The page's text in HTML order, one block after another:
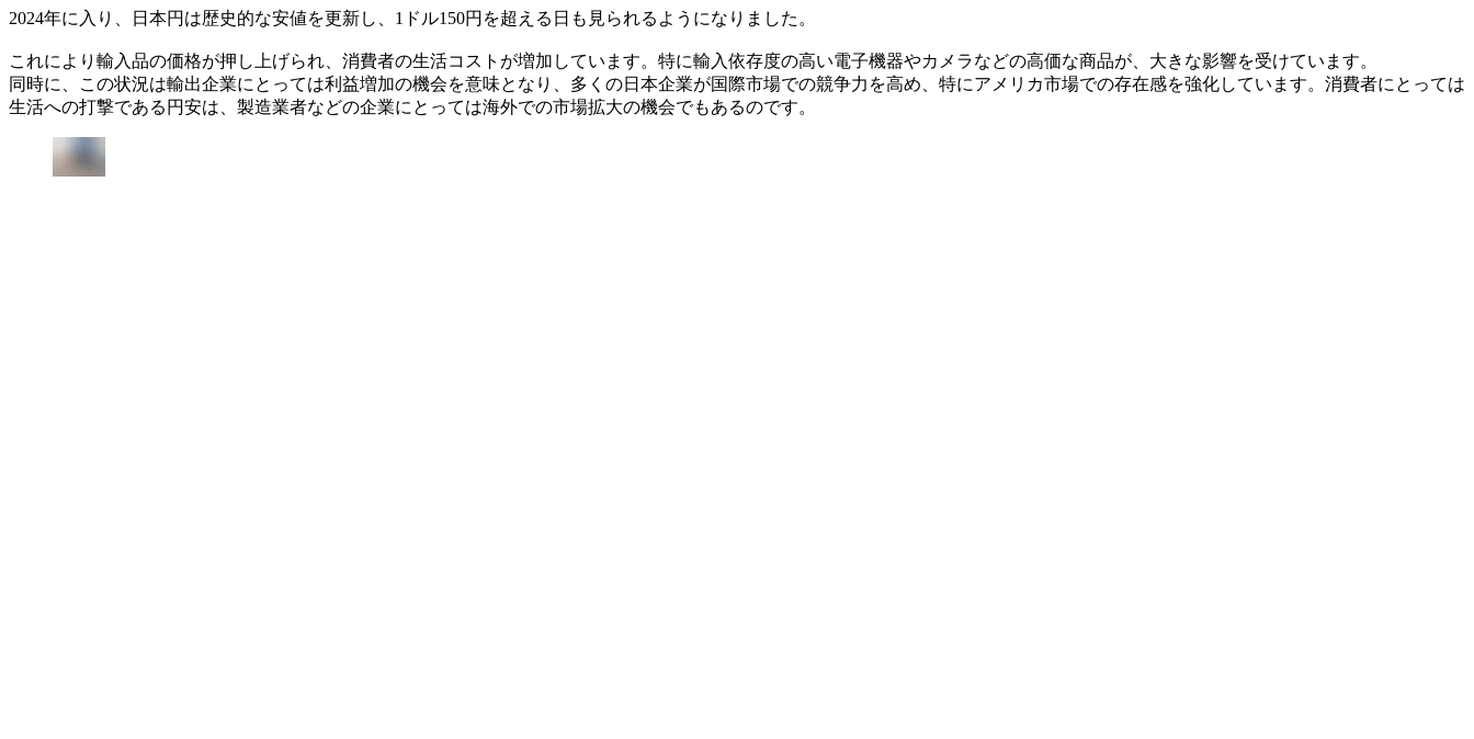
2024年に入り、日本円は歴史的な安値を更新し、1ドル150円を超える日も見られるようになりました。
これにより輸入品の価格が押し上げられ、消費者の生活コストが増加しています。特に輸入依存度の高い電子機器やカメラなどの高価な商品が、大きな影響を受けています。
同時に、この状況は輸出企業にとっては利益増加の機会を意味となり、多くの日本企業が国際市場での競争力を高め、特にアメリカ市場での存在感を強化しています。消費者にとっては
生活への打撃である円安は、製造業者などの企業にとっては海外での市場拡大の機会でもあるのです。